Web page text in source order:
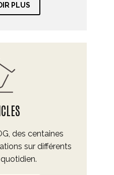
PLUS
des centaines
sur différents